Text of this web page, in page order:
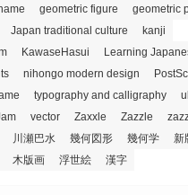
geometric figure
geometric
Japan traditional culture
kanji
KawaseHasui Learning
nihongo modern design
typography and calligraphy
vector Zaxxle Zazzle
川瀬巴水 幾何図形 幾何学
新
木版画 浮世絵 漢字